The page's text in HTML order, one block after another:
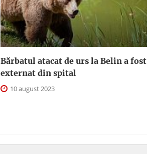
Bărbatul atacat de urs la Belin a fost
externat din spital
10 august 2023